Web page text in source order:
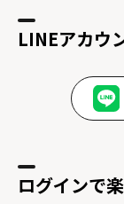
LINEアカウ
ログインで